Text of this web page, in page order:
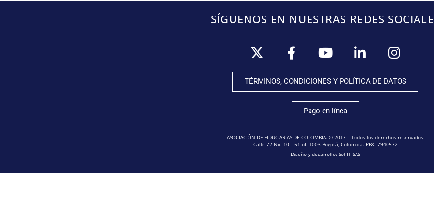
SÍGUENOS EN NUESTRAS REDES
TÉRMINOS, CONDICIONES Y POLÍTICA DE DATOS
Pago en línea
ASOCIACIÓN DE FIDUCIARIAS DE COLOMBIA. © 2017 – Todos los derechos reservados.
Calle 72 No. 10 – 51 of. 1003 Bogotá, Colombia. PBX: 7940572
Diseño y desarrollo: Sol-IT SAS